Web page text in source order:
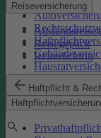
Reiseversicherung
Reisegepäck
Reiserücktritt
Haftpflicht &
Finden Sie